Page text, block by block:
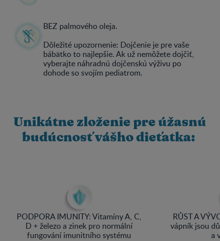
BEZ palmového oleja.
Dôležité upozornenie: Dojčenie je pre vaše
bábätko to najlepšie. Ak už nemôžete dojčiť,
vyberajte náhradnú dojčenskú výživu po
dohode so svojím pediatrom.
Unikátne zloženie pre úžasnú
budúcnosť vášho dieťatka:
PODPORA IMUNITY: Vitamíny A, C,
D + železo a zinek pro normální
fungování imunitního systému
RŮST A
vápník jsou
a